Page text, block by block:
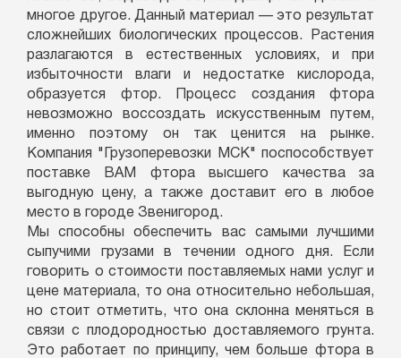
многое другое. Данный материал — это результат
сложнейших биологических процессов. Растения
разлагаются в естественных условиях, и при
избыточности влаги и недостатке кислорода,
образуется фтор. Процесс создания фтора
невозможно воссоздать искусственным путем,
именно поэтому он так ценится на рынке.
Компания "Грузоперевозки МСК" поспособствует
поставке ВАМ фтора высшего качества за
выгодную цену, а также доставит его в любое
место в городе Звенигород.
Мы способны обеспечить вас самыми лучшими
сыпучими грузами в течении одного дня. Если
говорить о стоимости поставляемых нами услуг и
цене материала, то она относительно небольшая,
но стоит отметить, что она склонна меняться в
связи с плодородностью доставляемого грунта.
Это работает по принципу, чем больше фтора в